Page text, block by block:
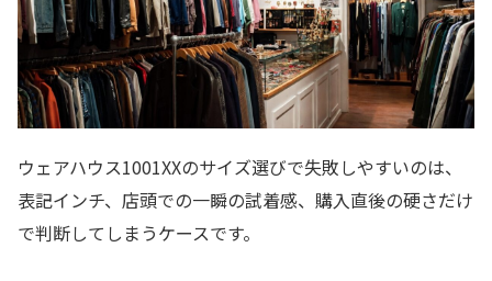
ウェアハウス1001XXのサイズ選びで失敗しやすいのは、
表記インチ、店頭での一瞬の試着感、購入直後の硬さだけ
で判断してしまうケースです。